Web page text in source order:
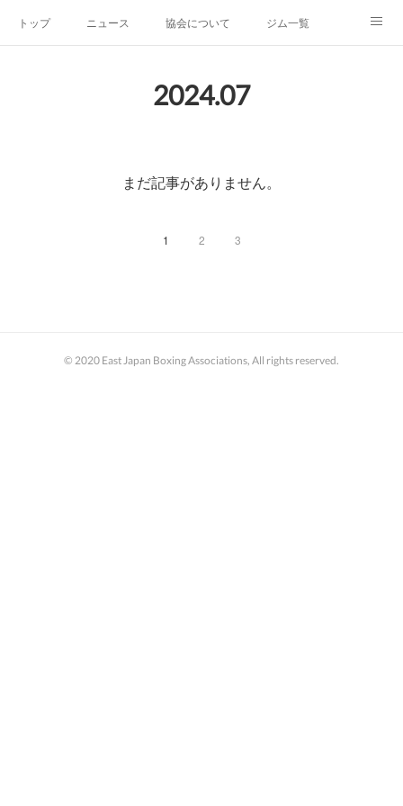
トップ ニュース 協会について ジム一覧
2024.07
まだ記事がありません。
1 2 3
© 2020 East Japan Boxing Associations, All rights reserved.